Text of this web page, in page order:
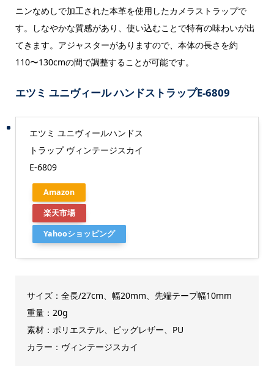
ニンなめしで加工された本革を使用したカメラストラップで
す。しなやかな質感があり、使い込むことで特有の味わいが出
てきます。アジャスターがありますので、本体の長さを約
110〜130cmの間で調整することが可能です。
エツミ ユニヴィール ハンドストラップE-6809
エツミ ユニヴィールハンドス
トラップ ヴィンテージスカイ
E-6809
Amazon
楽天市場
Yahooショッピング
サイズ：全長/27cm、幅20mm、先端テープ幅10mm
重量：20g
素材：ポリエステル、ピッグレザー、PU
カラー：ヴィンテージスカイ